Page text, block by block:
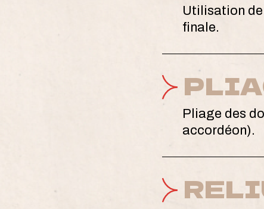
Utilisation de
finale.
Pliage des
accordéon).